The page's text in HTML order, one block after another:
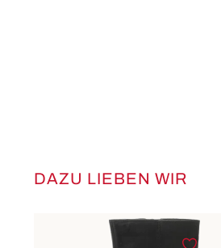
Produktgalerie überspringen
DAZU LIEBEN WIR